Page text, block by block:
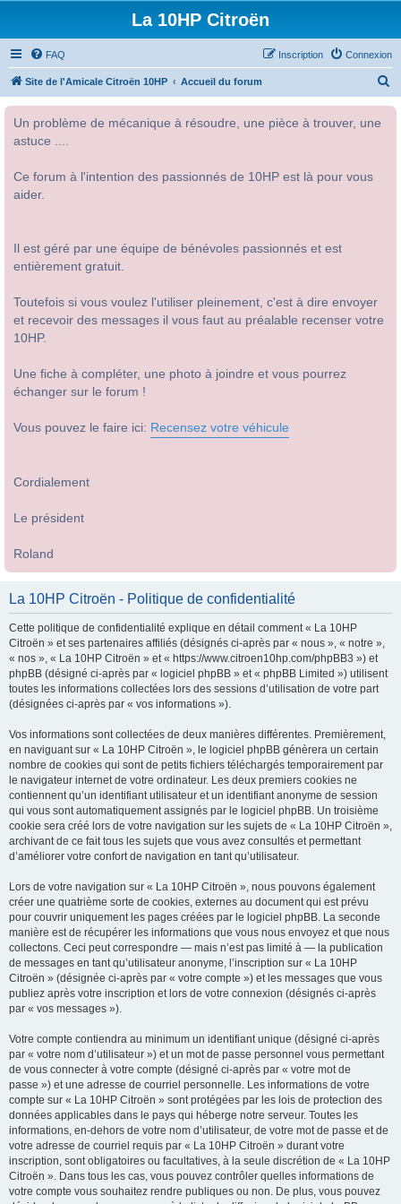
La 10HP Citroën
FAQ Connexion
Inscription
Site de l'Amicale Citroën 10HP Accueil du forum
Un problème de mécanique à résoudre, une pièce à trouver, une
astuce ....
Ce forum à l'intention des passionnés de 10HP est là pour vous
aider.
Il est géré par une équipe de bénévoles passionnés et est
entièrement gratuit.
Toutefois si vous voulez l'utiliser pleinement, c'est à dire envoyer
et recevoir des messages il vous faut au préalable recenser votre
10HP.
Une fiche à compléter, une photo à joindre et vous pourrez
échanger sur le forum !
Vous pouvez le faire ici: Recensez votre véhicule
Cordialement
Le président
Roland
La 10HP Citroën - Politique de confidentialité
Cette politique de confidentialité explique en détail comment « La 10HP
Citroën » et ses partenaires affiliés (désignés ci-après par « nous », « notre »,
« nos », « La 10HP Citroën » et « https://www.citroen10hp.com/phpBB3 ») et
phpBB (désigné ci-après par « logiciel phpBB » et « phpBB Limited ») utilisent
toutes les informations collectées lors des sessions d’utilisation de votre part
(désignées ci-après par « vos informations »).
Vos informations sont collectées de deux manières différentes. Premièrement,
en naviguant sur « La 10HP Citroën », le logiciel phpBB génèrera un certain
nombre de cookies qui sont de petits fichiers téléchargés temporairement par
le navigateur internet de votre ordinateur. Les deux premiers cookies ne
contiennent qu’un identifiant utilisateur et un identifiant anonyme de session
qui vous sont automatiquement assignés par le logiciel phpBB. Un troisième
cookie sera créé lors de votre navigation sur les sujets de « La 10HP Citroën »,
archivant de ce fait tous les sujets que vous avez consultés et permettant
d’améliorer votre confort de navigation en tant qu’utilisateur.
Lors de votre navigation sur « La 10HP Citroën », nous pouvons également
créer une quatrième sorte de cookies, externes au document qui est prévu
pour couvrir uniquement les pages créées par le logiciel phpBB. La seconde
manière est de récupérer les informations que vous nous envoyez et que nous
collectons. Ceci peut correspondre — mais n’est pas limité à — la publication
de messages en tant qu’utilisateur anonyme, l’inscription sur « La 10HP
Citroën » (désignée ci-après par « votre compte ») et les messages que vous
publiez après votre inscription et lors de votre connexion (désignés ci-après
par « vos messages »).
Votre compte contiendra au minimum un identifiant unique (désigné ci-après
par « votre nom d’utilisateur ») et un mot de passe personnel vous permettant
de vous connecter à votre compte (désigné ci-après par « votre mot de
passe ») et une adresse de courriel personnelle. Les informations de votre
compte sur « La 10HP Citroën » sont protégées par les lois de protection des
données applicables dans le pays qui héberge notre serveur. Toutes les
informations, en-dehors de votre nom d’utilisateur, de votre mot de passe et de
votre adresse de courriel requis par « La 10HP Citroën » durant votre
inscription, sont obligatoires ou facultatives, à la seule discrétion de « La 10HP
Citroën ». Dans tous les cas, vous pouvez contrôler quelles informations de
votre compte vous souhaitez rendre publiques ou non. De plus, vous pouvez